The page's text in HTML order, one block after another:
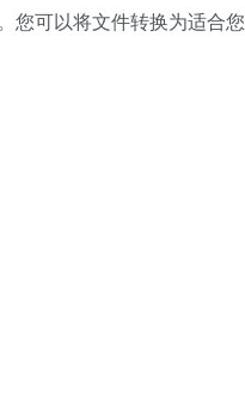
您可以将文件转换为适合